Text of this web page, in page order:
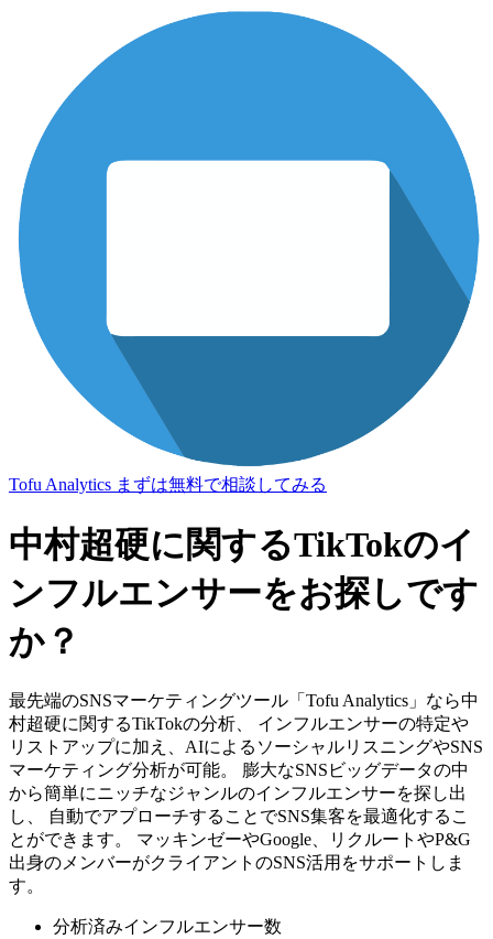
Tofu Analytics まずは無料で相談してみる
中村超硬に関するTikTokのイ
ンフルエンサーをお探しです
か？
最先端のSNSマーケティングツール「Tofu Analytics」なら中
村超硬に関するTikTokの分析、 インフルエンサーの特定や
リストアップに加え、AIによるソーシャルリスニングやSNS
マーケティング分析が可能。 膨大なSNSビッグデータの中
から簡単にニッチなジャンルのインフルエンサーを探し出
し、 自動でアプローチすることでSNS集客を最適化するこ
とができます。 マッキンゼーやGoogle、リクルートやP&G
出身のメンバーがクライアントのSNS活用をサポートしま
す。
分析済みインフルエンサー数